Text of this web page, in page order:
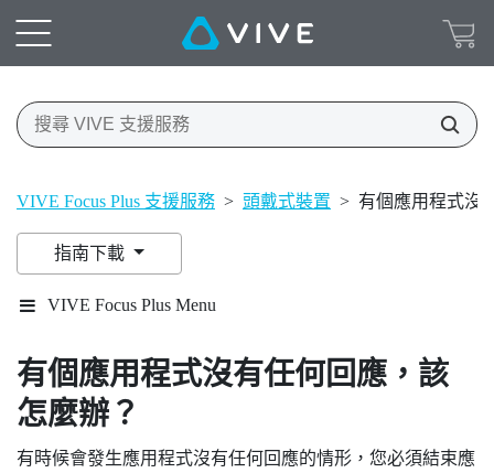
VIVE Focus Plus 支援服務 > 頭戴式裝置 > 有個應用程式沒
指南下載
VIVE Focus Plus Menu
有個應用程式沒有任何回應，該
怎麼辦？
有時候會發生應用程式沒有任何回應的情形，您必須結束應